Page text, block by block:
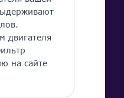
двигателя
на сайте